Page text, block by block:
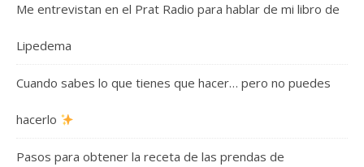
Me entrevistan en el Prat Radio para hablar de mi libro de
Lipedema
Cuando sabes lo que tienes que hacer… pero no puedes
hacerlo
Pasos para obtener la receta de las prendas de